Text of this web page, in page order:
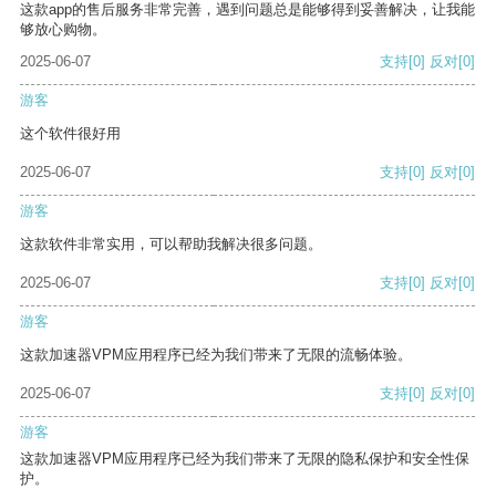
这款app的售后服务非常完善，遇到问题总是能够得到妥善解决，让我能
够放心购物。
2025-06-07
支持[0] 反对[0]
游客
这个软件很好用
2025-06-07 支持[0] 反对[0]
游客
这款软件非常实用，可以帮助我解决很多问题。
2025-06-07 支持[0] 反对[0]
游客
这款加速器VPM应用程序已经为我们带来了无限的流畅体验。
2025-06-07 支持[0] 反对[0]
游客
这款加速器VPM应用程序已经为我们带来了无限的隐私保护和安全性保
护。